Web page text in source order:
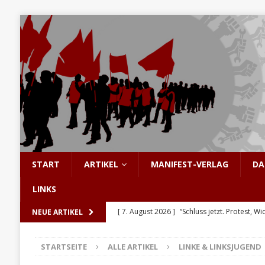
START ARTIKEL MANIFEST-VERLAG
LINKS
NEUE ARTIKEL [ 7. August 2026 ] “Schluss jetzt. Protest,
[ 5. August 2026 ]
Hinter den Barrikaden:
STARTSEITE ALLE ARTIKEL LINKE & LINKSJUGEND